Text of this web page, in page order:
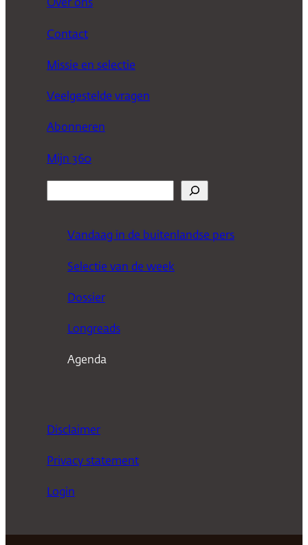
Over ons
Contact
Missie en selectie
Veelgestelde vragen
Abonneren
Mijn 360
Vandaag in de buitenlandse pers
Selectie van de week
Dossier
Longreads
Agenda
Disclaimer
Privacy statement
Login